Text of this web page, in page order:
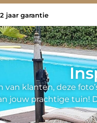
jaar garantie
klanten, deze
jouw prachtige